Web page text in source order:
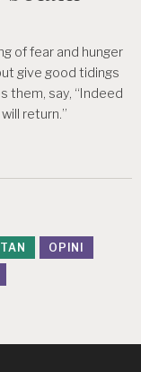
of fear and hunger
give good tidings
them, say, “Indeed
return.”
OPINI